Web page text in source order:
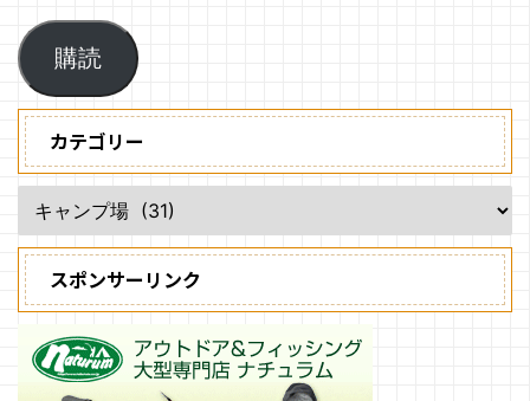
購読
カテゴリー
スポンサーリンク